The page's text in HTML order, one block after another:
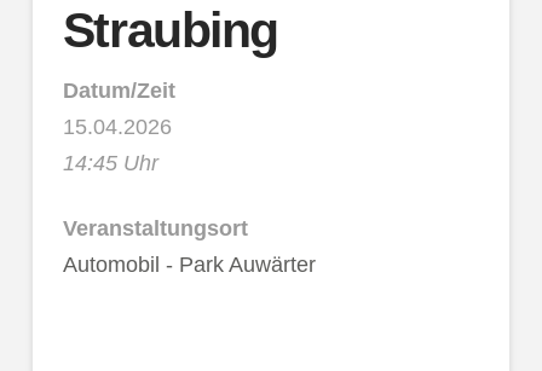
Straubing
Datum/Zeit
15.04.2026
14:45 Uhr
Veranstaltungsort
Automobil - Park Auwärter